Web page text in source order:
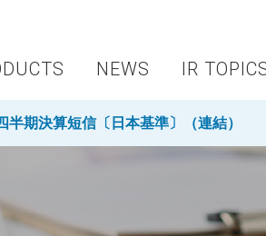
NEWS IR
半期決算短信〔日本基準〕（連結）